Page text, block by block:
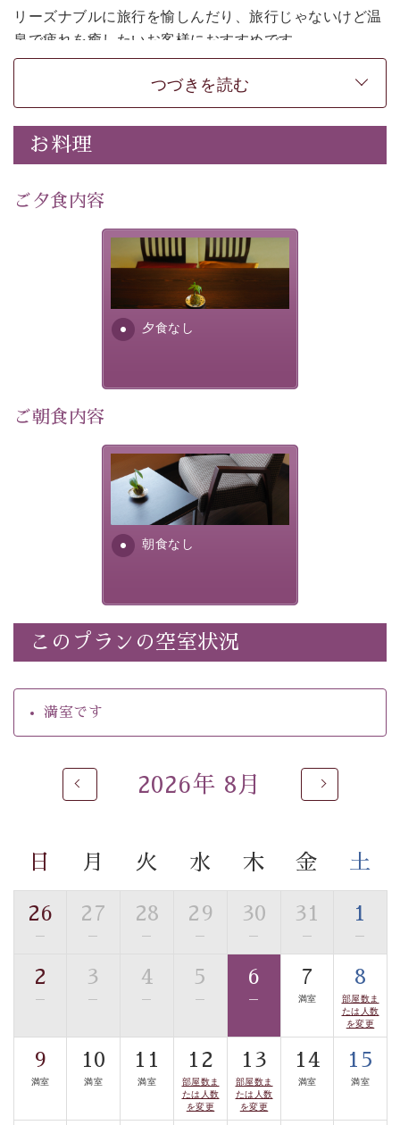
リーズナブルに旅行を愉しんだり、旅行じゃないけど温
泉で疲れを癒したいお客様におすすめです。
和モダンの落ち着くお部屋でお休みください。
-----------【安心への取り組み】----------
個室料亭、貸切風呂のご利用が可能な上、 安心安全にご
徹底した衛生管理を行っております。
-------------------------------------------------
・諏訪大社4社を巡る無料参拝バス（事前予約制）
・館内着をご用意
・駐車場完備
・チェックイン15時、チェックアウト10時
自家源泉「美翠源泉」は酸化の進みが遅く新鮮で若返り
の効果が高い、極めて希有な源泉です。身も心も癒され
るご入浴をお愉しみください。
温泉の成分に合わせ、防菌防カビの特殊素材の畳を使
用。 足元が柔らかく、そして滑りにくい畳のお風呂で
ご了承のほどお願いいたします。
眺望はございませんが、源泉掛け流しの温泉の質を楽し
貸切温泉風呂
です。ゆったりといやされるプライベー
【旅】
■諏訪大社4社を巡る無料参拝バス
豊富な知識を持ったドライバー兼ガイドが諏訪大社をご
案内します。
事前ご予約制ですので、ご利用ご希望の方
は【3日前まで】にお電話ください。
※交通規制などにより運行できない日がございます
※年末年始及び御柱祭前後は運行しておりません
以上がプラン内容です。
上諏訪温泉“しんゆ”なら諏訪大社など歴史ある諏訪の街
清らかな源泉、諏訪湖に包まれるお部屋、 大人のたしな
つづきを読む
お料理
ご夕食内容
夕食なし
夕食なしご夕食を追加される
場合は、二食付きのプランを
お選びくださいませ。
ご朝食内容
朝食なし
朝食なし。ご朝食を付ける場
合は朝食付きのプランをお選
びくださいませ。
このプランの空室状況
満室です
2026年 8月
日 月 火 水 木 金 土
26
—
27
—
28
—
29
—
30
—
31
—
1
—
2
—
3
—
4
—
5
—
6
—
7
満室
8
部屋数ま
たは人数
を変更
9
満室
10
満室
11
満室
12
部屋数ま
たは人数
を変更
13
部屋数ま
たは人数
を変更
14
満室
15
満室